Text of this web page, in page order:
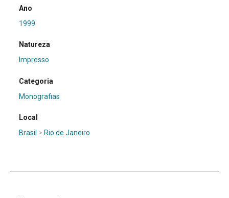
Ano
1999
Natureza
Impresso
Categoria
Monografias
Local
Brasil > Rio de Janeiro